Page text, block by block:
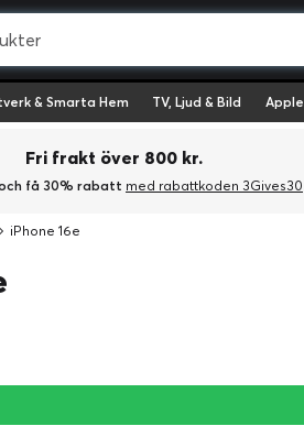
& Smarta Hem TV, Ljud & Bild Apple
Fri frakt över 800 kr.
få 30% rabatt med rabattkoden 3Gives30
iPhone 16e